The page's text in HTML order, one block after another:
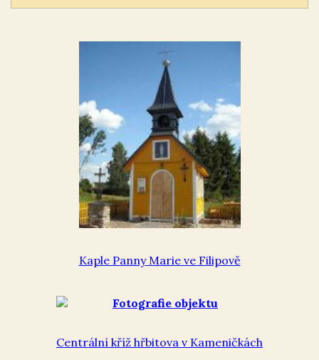
Kaple Panny Marie ve Filipově
Centrální kříž hřbitova v Kameničkách